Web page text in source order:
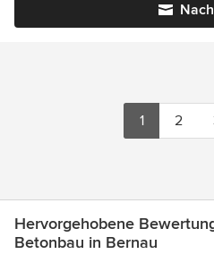
1 2
Hervorgehobene
Betonbau in Bernau